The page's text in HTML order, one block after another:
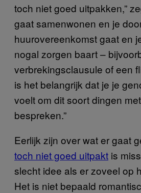
toch niet goed uitpakken,”
gaat samenwonen en je
huurovereenkomst gaat en
nogal zorgen baart –
verbrekingsclausule of een
is het belangrijk dat je je
voelt om dit soort dingen
bespreken.”
Eerlijk zijn over wat er gaat
toch niet goed uitpakt is
slecht idee als er zoveel op
Het is niet bepaald